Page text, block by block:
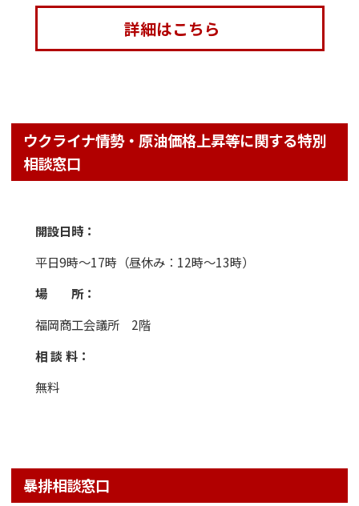
詳細はこちら
ウクライナ情勢・原油価格上昇等に関する特別
相談窓口
開設日時：
平日9時～17時（昼休み：12時〜13時）
場 所：
福岡商工会議所 2階
相 談 料：
無料
暴排相談窓口